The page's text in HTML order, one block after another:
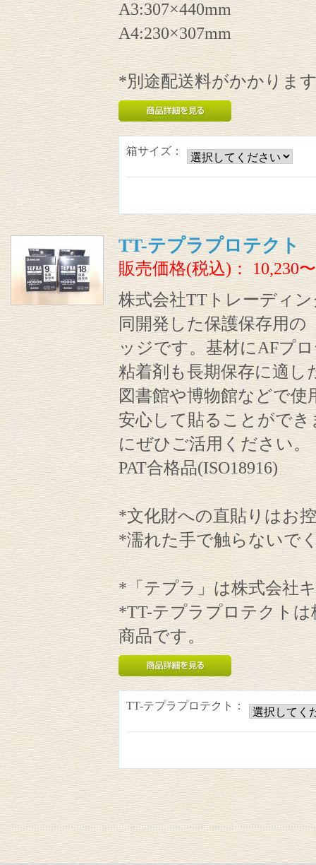
A3:307×440mm
A4:230×307mm
*別途配送料がかかりま
箱サイズ：
TT-テプラプロテクト
販売価格(税込)： 10,230
株式会社TTトレーディ
同開発した保護保存用の
ッジです。基材にAFプ
粘着剤も長期保存に適し
図書館や博物館などで使
安心して貼ることがで
にぜひご活用ください。
PAT合格品(ISO18916)
*文化財への直貼りはお
*濡れた手で触らないで
*「テプラ」は株式会社
*TT-テプラプロテクト
商品です。
TT-テプラプロテクト：